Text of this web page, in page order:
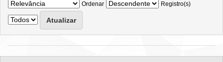
Ordenar
Registro(s)